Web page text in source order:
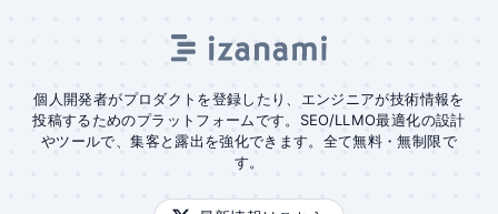
個人開発者がプロダクトを登録したり、エンジニアが技術情報を
投稿するためのプラットフォームです。SEO/LLMO最適化の設計
やツールで、集客と露出を強化できます。全て無料・無制限で
す。